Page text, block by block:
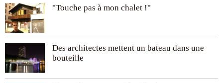
"Touche pas à mon chalet !"
Des architectes mettent un bateau dans une
bouteille